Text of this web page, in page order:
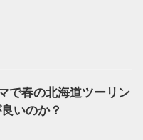
で春の北海道ツーリン
いのか？